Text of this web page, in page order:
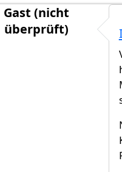
Gast (nicht
überprüft)